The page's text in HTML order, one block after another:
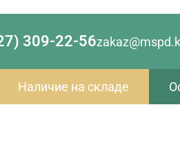
309-22-56
Наличие на складе